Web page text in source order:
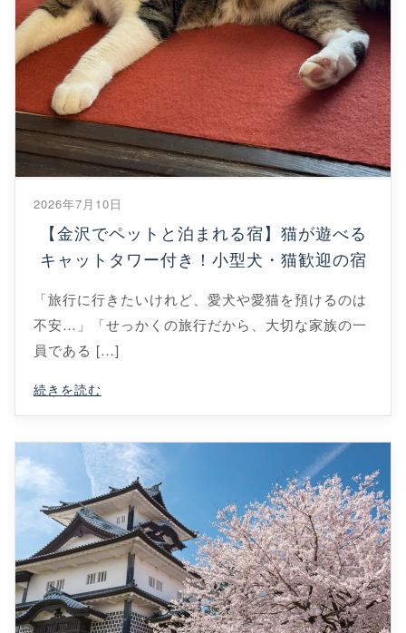
2026年7月10日
【金沢でペットと泊まれる宿】猫が遊べる
キャットタワー付き！小型犬・猫歓迎の宿
「旅行に行きたいけれど、愛犬や愛猫を預けるのは
不安…」「せっかくの旅行だから、大切な家族の一
員である […]
続きを読む